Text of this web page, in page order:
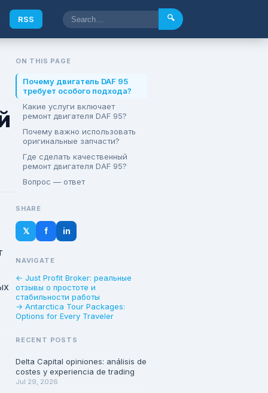
RSS 🔍
ON THIS PAGE
Почему двигатель DAF 95
требует особого подхода?
Какие услуги включает
ремонт двигателя DAF 95?
Почему важно использовать
оригинальные запчасти?
Где сделать качественный
ремонт двигателя DAF 95?
Вопрос — ответ
SHARE
𝕏 f in
NAVIGATE
← Just Profit Broker: реальные
отзывы о простоте и
стабильности работы
→ Antarctica Tour Packages:
Options for Every Traveler
RECENT POSTS
Delta Capital opiniones: análisis de
costes y experiencia de trading
Jul 29, 2026